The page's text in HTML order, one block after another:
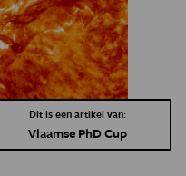
Dit is een artikel van:
Vlaamse PhD Cup